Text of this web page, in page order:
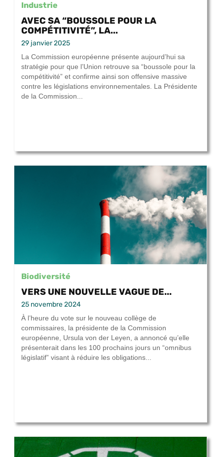
Industrie
AVEC SA “BOUSSOLE POUR LA
COMPÉTITIVITÉ”, LA...
29 janvier 2025
La Commission européenne présente aujourd’hui sa
stratégie pour que l’Union retrouve sa “boussole pour la
compétitivité” et confirme ainsi son offensive massive
contre les législations environnementales. La Présidente
de la Commission...
Biodiversité
VERS UNE NOUVELLE VAGUE DE...
25 novembre 2024
À l’heure du vote sur le nouveau collège de
commissaires, la présidente de la Commission
européenne, Ursula von der Leyen, a annoncé qu’elle
présenterait dans les 100 prochains jours un “omnibus
législatif” visant à réduire les obligations...